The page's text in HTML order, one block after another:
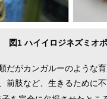
図1 ハイイロジネズミオ
だがカンガルーのような
肢など、生きるために